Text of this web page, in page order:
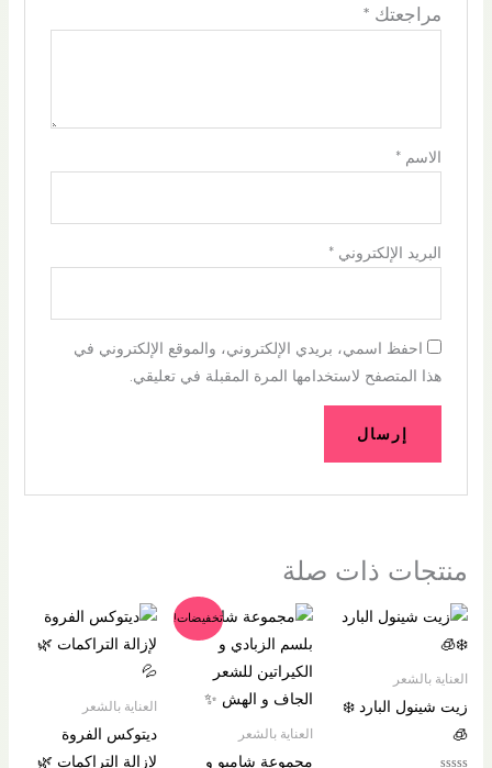
مراجعتك *
الاسم *
البريد الإلكتروني *
احفظ اسمي، بريدي الإلكتروني، والموقع الإلكتروني في
هذا المتصفح لاستخدامها المرة المقبلة في تعليقي.
منتجات ذات صلة
العناية بالشعر
زيت شينول البارد ❄️
🧊
تخفيضات!
العناية بالشعر
مجموعة شامبو و
السعر
الأصلي
هو:
د.إ90.00.
السعر
الحالي
هو:
العناية بالشعر
ديتوكس الفروة
لإزالة التراكمات 🌿